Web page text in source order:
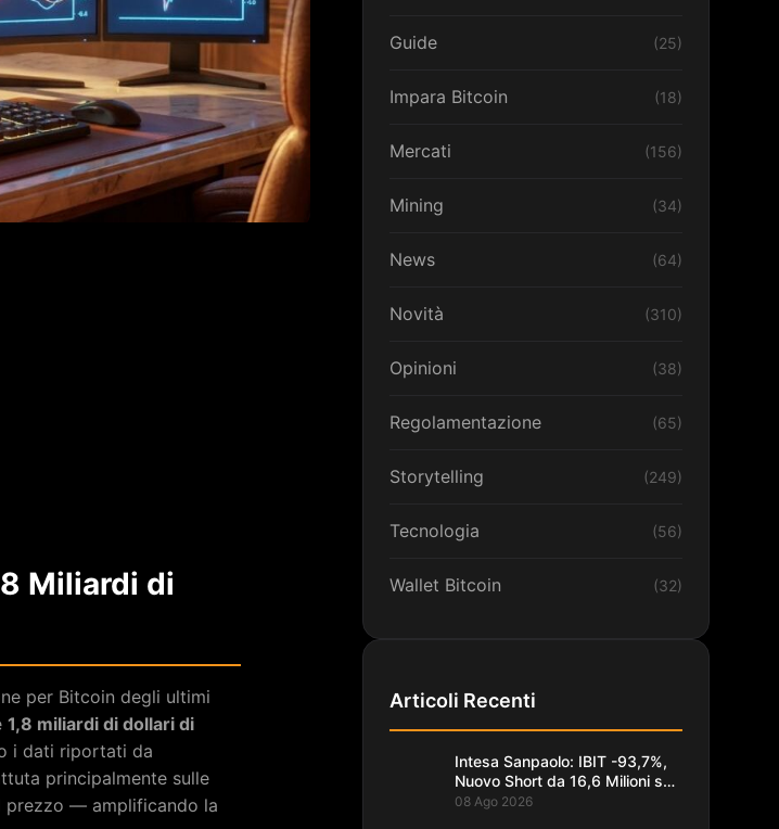
Miliardi di
per Bitcoin degli ultimi
1,8 miliardi di dollari di
i dati riportati da
principalmente sulle
prezzo — amplificando la
Guide (25)
Impara Bitcoin (18)
Mercati (156)
Mining (34)
News (64)
Novità (310)
Opinioni (38)
Regolamentazione (65)
Storytelling (249)
Tecnologia (56)
Wallet Bitcoin (32)
Articoli Recenti
Intesa Sanpaolo: IBIT -93,7%,
Nuovo Short da 16,6 Milioni su
Bitcoin
08 Ago 2026